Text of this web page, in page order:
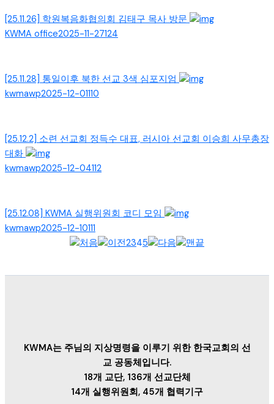
[25.11.26] 학원복음화협의회 김태구 목사 방문
KWMA office2025-11-27124
[25.11.28] 통일이후 북한 선교 3색 심포지엄
kwmawp2025-12-01110
[25.12.2] 소련 선교회 정득수 대표, 러시아 선교회 이승희 사무총장
대화
kwmawp2025-12-04112
[25.12.08] KWMA 실행위원회 코디 모임
kwmawp2025-12-10111
2345
KWMA는 주님의 지상명령을 이루기 위한 한국교회의 선
교 공동체입니다.
18개 교단, 136개 선교단체
14개 실행위원회, 45개 협력기구